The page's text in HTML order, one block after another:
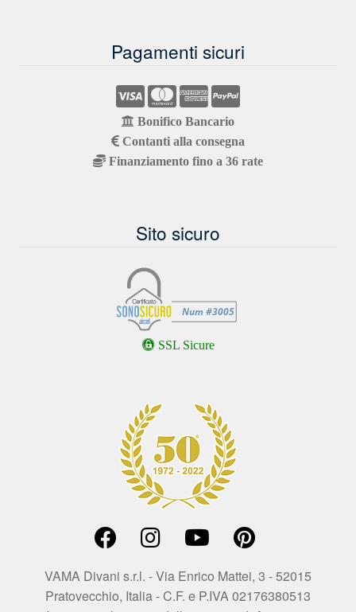
Pagamenti sicuri
Bonifico Bancario
Contanti alla consegna
Finanziamento fino a 36 rate
Sito sicuro
SSL Sicure
VAMA Divani s.r.l. - Via Enrico Mattei, 3 - 52015
Pratovecchio, Italia - C.F. e P.IVA 02176380513